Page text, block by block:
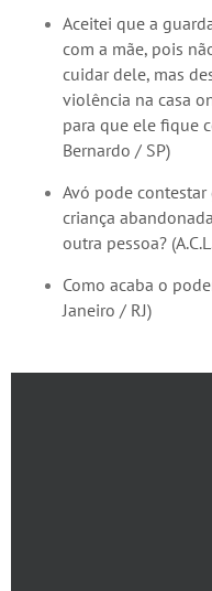
Aceitei que a
com a mãe, pois
cuidar dele, mas
violência na casa
para que ele fique
Bernardo / SP)
Avó pode
criança
outra pessoa?
Como acaba o
Janeiro / RJ)